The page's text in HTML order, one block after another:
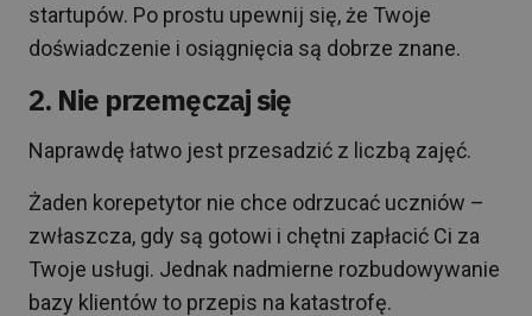
startupów. Po prostu upewnij się, że Twoje
doświadczenie i osiągnięcia są dobrze znane.
2. Nie przemęczaj się
Naprawdę łatwo jest przesadzić z liczbą zajęć.
Żaden korepetytor nie chce odrzucać uczniów –
zwłaszcza, gdy są gotowi i chętni zapłacić Ci za
Twoje usługi. Jednak nadmierne rozbudowywanie
bazy klientów to przepis na katastrofę.